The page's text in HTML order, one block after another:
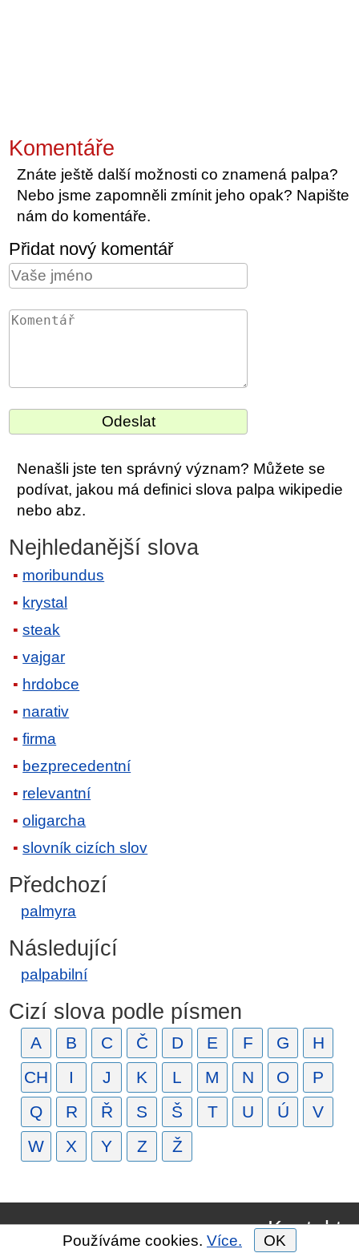
Komentáře
Znáte ještě další možnosti co znamená palpa?
Nebo jsme zapomněli zmínit jeho opak? Napište
nám do komentáře.
Přidat nový komentář
Nenašli jste ten správný význam? Můžete se
podívat, jakou má definici slova palpa wikipedie
nebo abz.
Nejhledanější slova
moribundus
krystal
steak
vajgar
hrdobce
narativ
firma
bezprecedentní
relevantní
oligarcha
slovník cizích slov
Předchozí
palmyra
Následující
palpabilní
Cizí slova podle písmen
A B C Č D E F G
H
CH
I J K L M N O
P
Q
R Ř S Š T U Ú
V
W
X Y Z Ž
Kontakt
Používáme cookies. Více. OK